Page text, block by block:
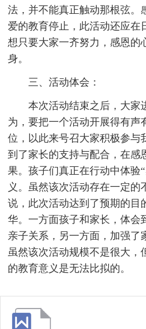
法，并不能真正触动那根弦。
爱的教育停止，此活动还应在
想只要大家一齐努力，感恩的
身。
三、活动体会：
本次活动结束之后，大家
为，要把一个活动开展得有声
位，以此来号召大家积极参与
到了家长的支持与配合，在感
果。孩子们真正在行动中体验
义。虽然该次活动存在一定的
说，此次活动达到了预期的目
华。一方面孩子和家长，体会
亲子关系，另一方面，加强了
虽然该次活动规模不是很大，
的教育意义是无法比拟的。